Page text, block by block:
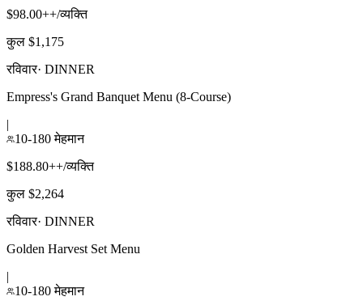
$98.00++/व्यक्ति
कुल $1,175
रविवार· DINNER
Empress's Grand Banquet Menu (8-Course)
|
10-180 मेहमान
$188.80++/व्यक्ति
कुल $2,264
रविवार· DINNER
Golden Harvest Set Menu
|
10-180 मेहमान